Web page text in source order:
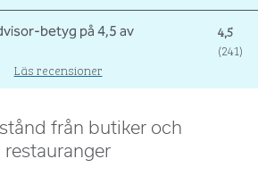
4,5
(241)
Läs recensioner
från butiker och
restauranger